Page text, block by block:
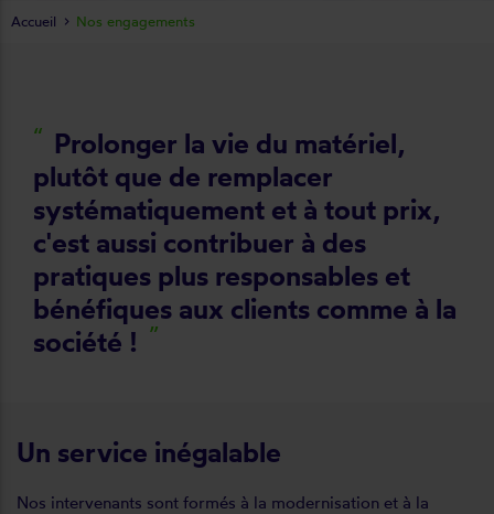
“ Prolonger la vie du matériel,
plutôt que de remplacer
systématiquement et à tout prix,
c'est aussi contribuer à des
pratiques plus responsables et
bénéfiques aux clients comme à la
société ! ”
Un service inégalable
Nos intervenants sont formés à la modernisation et à la
Accueil Nos engagements